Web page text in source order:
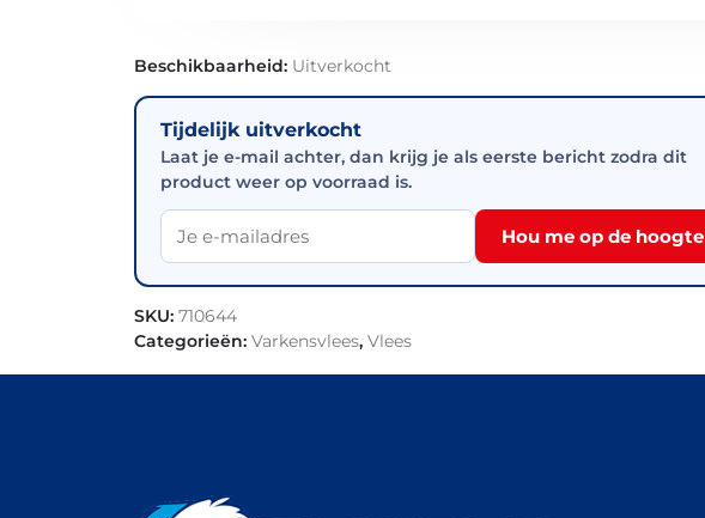
Beschikbaarheid: Uitverkocht
Tijdelijk uitverkocht
Laat je e-mail achter, dan krijg je als eerste bericht zodra dit
product weer op voorraad is.
Hou me op de hoogte
SKU: 710644
Categorieën: Varkensvlees, Vlees